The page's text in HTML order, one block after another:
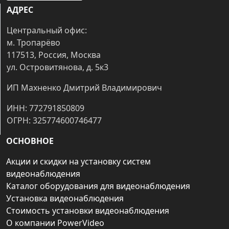
АДРЕС
Центральный офис:
м. Тропарёво
117513, Россия, Москва
ул. Островитянова, д. 5к3
ИП Махненко Дмитрий Владимирович
ИНН: 772791850809
ОГРН: 325774600746477
ОСНОВНОЕ
Акции и скидки на установку систем
видеонаблюдения
Каталог оборудования для видеонаблюдения
Установка видеонаблюдения
Стоимость установки видеонаблюдения
О компании PowerVideo